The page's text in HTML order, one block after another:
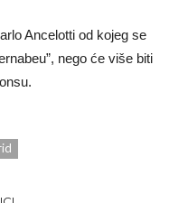
Ancelotti od kojeg se
nego će više biti